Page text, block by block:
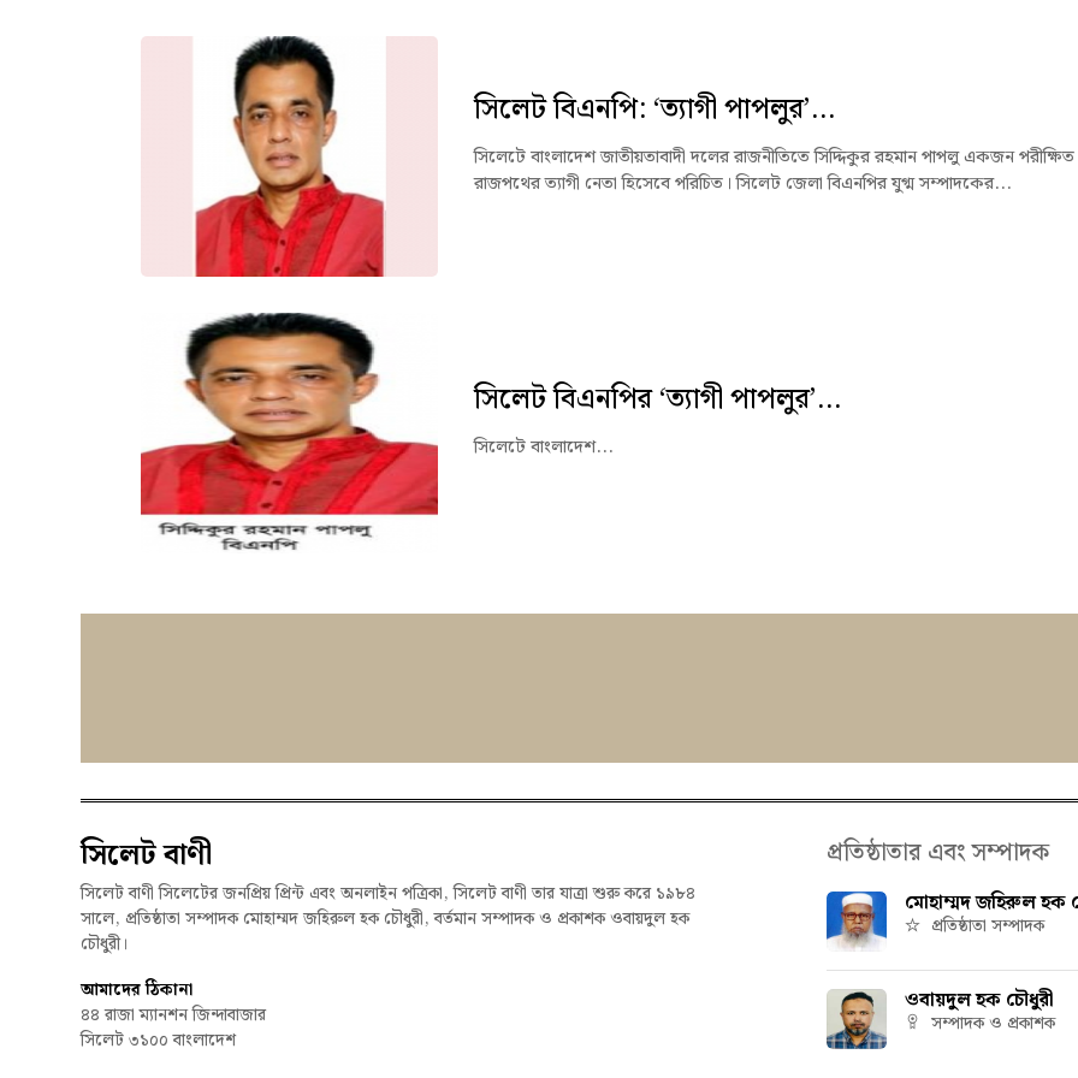
সিলেট বিএনপি: ‘ত্যাগী পাপলুর’...
সিলেটে বাংলাদেশ জাতীয়তাবাদী দলের রাজনীতিতে সিদ্দিকুর রহমান পাপলু একজন
রাজপথের ত্যাগী নেতা হিসেবে পরিচিত। সিলেট জেলা বিএনপির যুগ্ম সম্পাদকের...
সিলেট বিএনপির ‘ত্যাগী পাপলুর’...
সিলেটে বাংলাদেশ...
সিলেট বাণী
সিলেট বাণী সিলেটের জনপ্রিয় প্রিন্ট এবং অনলাইন পত্রিকা, সিলেট বাণী তার যাত্রা শুরু করে ১৯৮৪
সালে, প্রতিষ্ঠাতা সম্পাদক মোহাম্মদ জহিরুল হক চৌধুরী, বর্তমান সম্পাদক ও প্রকাশক ওবায়দুল হক
চৌধুরী।
আমাদের ঠিকানা
৪৪ রাজা ম্যানশন জিন্দাবাজার
সিলেট ৩১০০ বাংলাদেশ
প্রতিষ্ঠাতার এবং সম্পাদক
মোহাম্মদ জহিরুল হক
প্রতিষ্ঠাতা সম্পাদক
ওবায়দুল হক চৌধুরী
সম্পাদক ও প্রকাশক